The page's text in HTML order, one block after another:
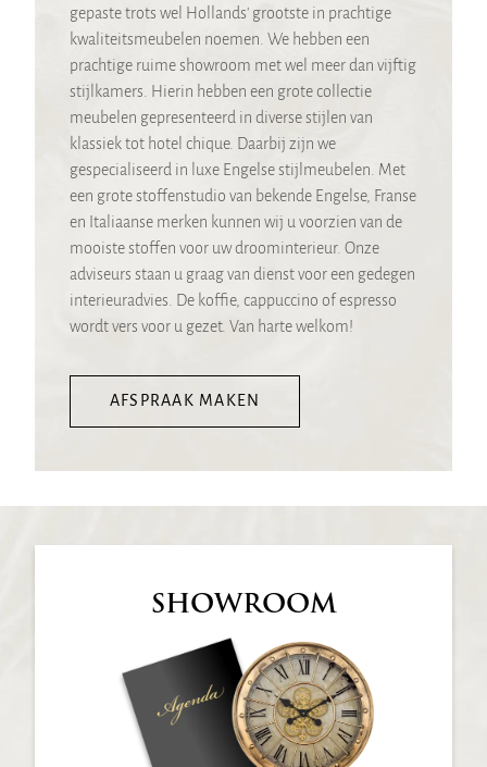
gepaste trots wel Hollands' grootste in prachtige
kwaliteitsmeubelen noemen. We hebben een
prachtige ruime showroom met wel meer dan vijftig
stijlkamers. Hierin hebben een grote collectie
meubelen gepresenteerd in diverse stijlen van
klassiek tot hotel chique. Daarbij zijn we
gespecialiseerd in luxe Engelse stijlmeubelen. Met
een grote stoffenstudio van bekende Engelse, Franse
en Italiaanse merken kunnen wij u voorzien van de
mooiste stoffen voor uw droominterieur. Onze
adviseurs staan u graag van dienst voor een gedegen
interieuradvies. De koffie, cappuccino of espresso
wordt vers voor u gezet. Van harte welkom!
AFSPRAAK MAKEN
SHOWROOM